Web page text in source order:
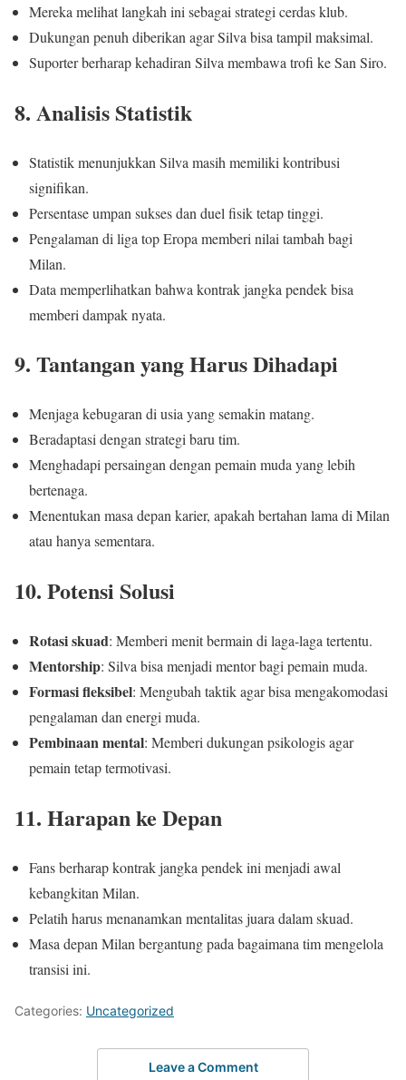
Mereka melihat langkah ini sebagai strategi cerdas klub.
Dukungan penuh diberikan agar Silva bisa tampil maksimal.
Suporter berharap kehadiran Silva membawa trofi ke San Siro.
8. Analisis Statistik
Statistik menunjukkan Silva masih memiliki kontribusi
signifikan.
Persentase umpan sukses dan duel fisik tetap tinggi.
Pengalaman di liga top Eropa memberi nilai tambah bagi
Milan.
Data memperlihatkan bahwa kontrak jangka pendek bisa
memberi dampak nyata.
9. Tantangan yang Harus Dihadapi
Menjaga kebugaran di usia yang semakin matang.
Beradaptasi dengan strategi baru tim.
Menghadapi persaingan dengan pemain muda yang lebih
bertenaga.
Menentukan masa depan karier, apakah bertahan lama di Milan
atau hanya sementara.
10. Potensi Solusi
Rotasi skuad: Memberi menit bermain di laga-laga tertentu.
Mentorship: Silva bisa menjadi mentor bagi pemain muda.
Formasi fleksibel: Mengubah taktik agar bisa mengakomodasi
pengalaman dan energi muda.
Pembinaan mental: Memberi dukungan psikologis agar
pemain tetap termotivasi.
11. Harapan ke Depan
Fans berharap kontrak jangka pendek ini menjadi awal
kebangkitan Milan.
Pelatih harus menanamkan mentalitas juara dalam skuad.
Masa depan Milan bergantung pada bagaimana tim mengelola
transisi ini.
Categories: Uncategorized
Leave a Comment